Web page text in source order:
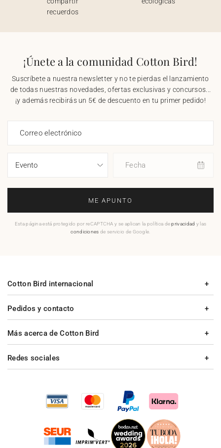
recuerdos
¡Únete a la comunidad Cotton Bird!
Suscríbete a nuestra newsletter y no te pierdas el lanzamiento
de todas nuestras novedades, ofertas exclusivas y concursos...
¡y además recibirás un 5€ de descuento en tu primer pedido!
Correo electrónico
Fecha
ME APUNTO
Esta página está protegido por reCAPTCHA y se aplican la política deprivacidad y las
condiciones de servicio de Google.
Pedidos y contacto
Más acerca de Cotton Bird
Cotton Bird internacional
Redes sociales